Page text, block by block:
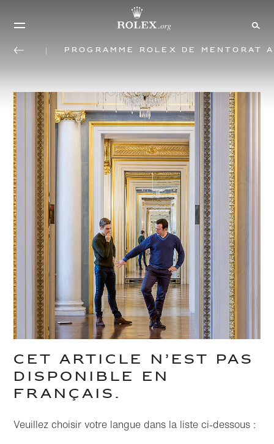
Programme Rolex de mentorat
CET ARTICLE N’EST PAS
DISPONIBLE EN
FRANÇAIS.
Veuillez choisir votre langue dans la liste ci-dessous :